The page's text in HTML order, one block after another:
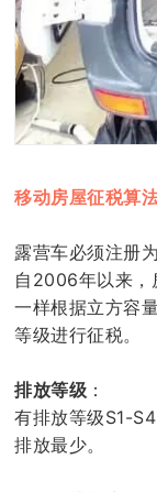
移动房屋征税算
露营车必须注册
自2006年以来，
一样根据立方容
等级进行征税。
排放等级 ：
有排放等级S1-
排放最少。